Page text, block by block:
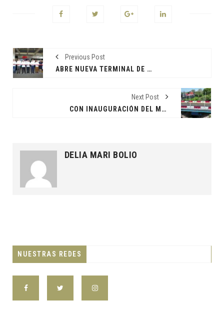
Previous Post
ABRE NUEVA TERMINAL DE ADO EN PARAÍSO; LA INVERSIÓN DE 90 MDP DEMUESTRA EL POTENCIAL Y LA CONFIANZA EN TABASCO, AFIRMA EL GOBERNADOR
Next Post
CON INAUGURACIÓN DEL MODERNO PUENTE ‘GUAPINOL’, POR EL GOBERNADOR JAVIER MAY RODRÍGUEZ, MACUSPANENSES CRUZARÁN DE FORMA SEGURA Y EN UNA MODERNA INFRAESTRUCTURA
DELIA MARI BOLIO
NUESTRAS REDES